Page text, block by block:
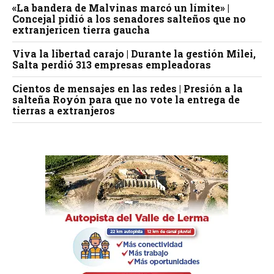
«La bandera de Malvinas marcó un límite» |
Concejal pidió a los senadores salteños que no
extranjericen tierra gaucha
Viva la libertad carajo | Durante la gestión Milei,
Salta perdió 313 empresas empleadoras
Cientos de mensajes en las redes | Presión a la
salteña Royón para que no vote la entrega de
tierras a extranjeros